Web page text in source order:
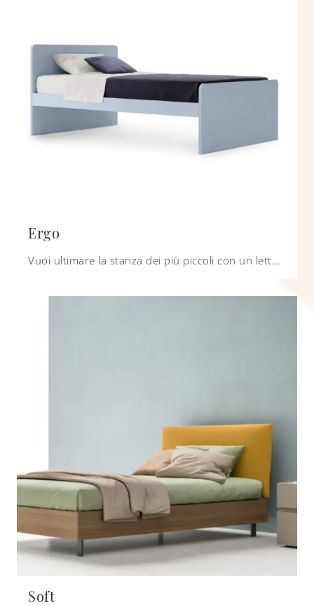
Ergo
Vuoi ultimare la stanza dei più piccoli con un letto singolo in melaminico? Ecco qui il modello Ergo di Nidi per spazi moderni.
Soft